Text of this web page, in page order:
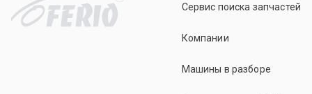
Сервис поиска запчастей
Компании
Машины в разборе